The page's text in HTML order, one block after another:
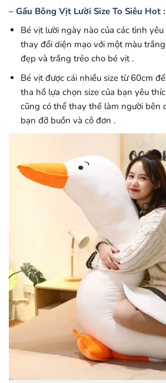
– Gấu Bông Vịt Lười Size To Siêu Hot :
Bé vịt lười ngày nào của các tình
thay đổi diện mạo với một màu
đẹp và trắng trẻo cho bé vịt .
Bé vịt được cái nhiều size từ 60cm
tha hồ lựa chọn size của bạn yêu
cũng có thể thay thế làm người bên
bạn đỡ buồn và cô đơn .